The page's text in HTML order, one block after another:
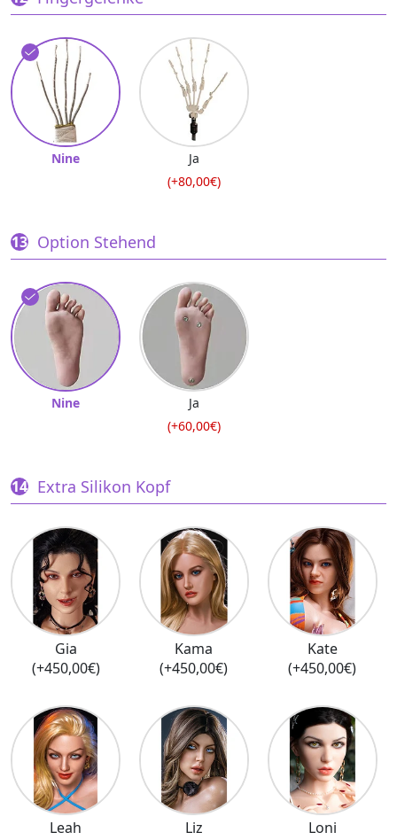
Nine
Ja
(+80,00€)
Option Stehend
Nine
Ja
(+60,00€)
Extra Silikon Kopf
Gia
(+450,00€)
Kama
(+450,00€)
Kate
(+450,00€)
Leah
Liz
Loni